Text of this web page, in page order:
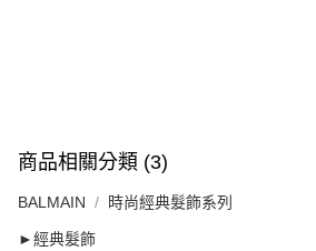
商品相關分類 (3)
BALMAIN 時尚經典髮飾系列
►經典髮飾